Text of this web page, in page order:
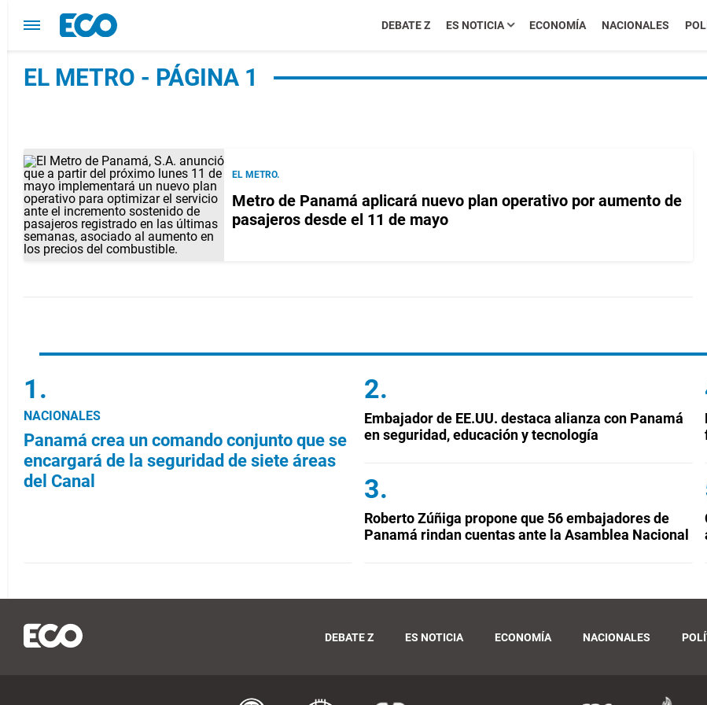
DEBATE Z ES NOTICIA ECONOMÍA NACIONALES
EL METRO - PÁGINA 1
EL METRO.
Metro de Panamá aplicará nuevo plan operativo por aumento de
pasajeros desde el 11 de mayo
NACIONALES
Panamá crea un comando conjunto que se
encargará de la seguridad de siete áreas
del Canal
Embajador de EE.UU. destaca alianza con Panamá
en seguridad, educación y tecnología
Roberto Zúñiga propone que 56 embajadores de
Panamá rindan cuentas ante la Asamblea Nacional
DEBATE Z ES NOTICIA ECONOMÍA NACIONALES